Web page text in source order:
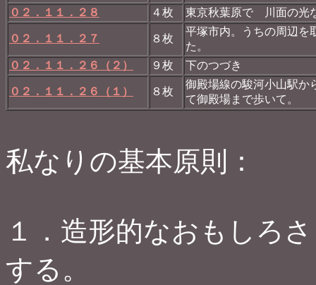
０２．１１．２８
４枚 東京秋葉原で 川面の光
０２．１１．２７ ８枚
平塚市内。うちの周辺を
た。
０２．１１．２６（２）
９枚 下のつづき
０２．１１．２６（１） ８枚
御殿場線の駿河小山駅か
て御殿場まで歩いて。
私なりの基本原則：
１．造形的なおもしろ
する。